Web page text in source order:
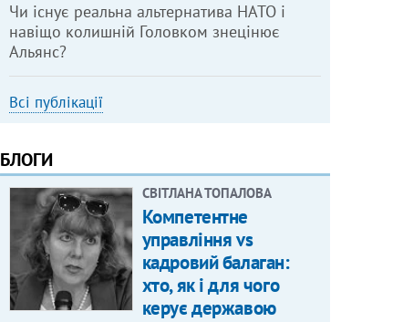
Чи існує реальна альтернатива НАТО і
навіщо колишній Головком знецінює
Альянс?
Всі публікації
БЛОГИ
СВІТЛАНА ТОПАЛОВА
Компетентне
управління vs
кадровий балаган:
хто, як і для чого
керує державою